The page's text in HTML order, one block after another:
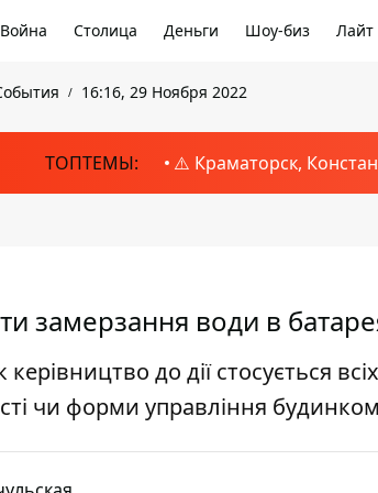
Война Столица Деньги Шоу-биз Лайт
16:16, 29 Ноября 2022
ТОПТЕМЫ: ⚠️ Краматорск,
замерзання води в
керівництво до дії стосується
чи форми управління